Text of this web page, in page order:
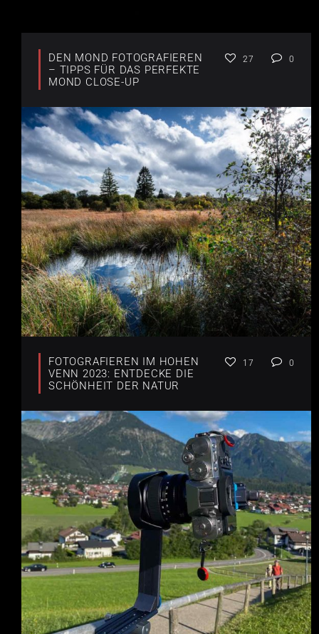
DEN MOND FOTOGRAFIEREN
– TIPPS FÜR DAS PERFEKTE
MOND CLOSE-UP
27 0
FOTOGRAFIEREN IM HOHEN
VENN 2023: ENTDECKE DIE
SCHÖNHEIT DER NATUR
17 0